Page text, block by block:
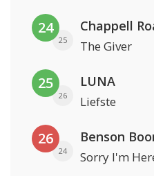
24
25
Chappell
The Giver
25
26
LUNA
Liefste
26
24
Benson
Sorry I'm